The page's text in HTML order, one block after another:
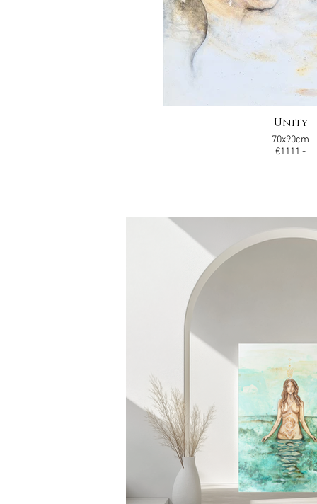
Unity
70x90cm
€1111,-